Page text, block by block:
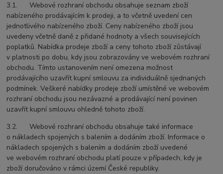
3.1. Webové rozhraní obchodu obsahuje seznam zboží
nabízeného prodávajícím k prodeji, a to včetně uvedení cen
jednotlivého nabízeného zboží. Ceny nabízeného zboží jsou
uvedeny včetně daně z přidané hodnoty a všech souvisejících
poplatků. Nabídka prodeje zboží a ceny tohoto zboží zůstávají
v platnosti po dobu, kdy jsou zobrazovány ve webovém rozhraní
obchodu. Tímto ustanovením není omezena možnost
prodávajícího uzavřít kupní smlouvu za individuálně sjednaných
podmínek. Veškeré nabídky prodeje zboží umístěné ve webovém
rozhraní obchodu jsou nezávazné a prodávající není povinen
uzavřít kupní smlouvu ohledně tohoto zboží.
3.2. Webové rozhraní obchodu obsahuje také informace
o nákladech spojených s balením a dodáním zboží. Informace o
nákladech spojených s balením a dodáním zboží uvedené
ve webovém rozhraní obchodu platí pouze v případech, kdy je
zboží doručováno v rámci území České republiky.